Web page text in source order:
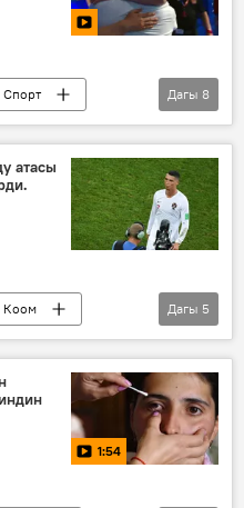
Спорт
Дүйнөдө
Дагы 8
атасы
Коом
Дагы 5
1:54